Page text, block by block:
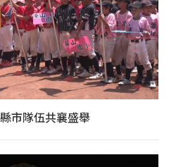
市隊伍共襄盛舉